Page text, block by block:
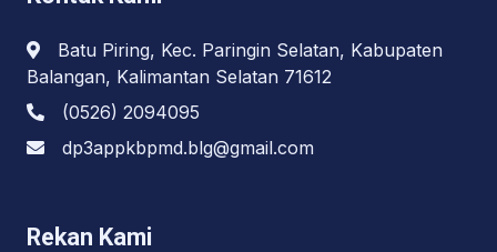
Batu Piring, Kec. Paringin Selatan, Kabupaten
Balangan, Kalimantan Selatan 71612
(0526) 2094095
dp3appkbpmd.blg@gmail.com
Rekan Kami